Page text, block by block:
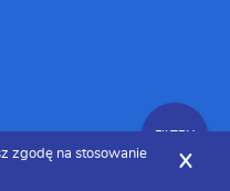
FILTRY
zgodę na stosowanie
X